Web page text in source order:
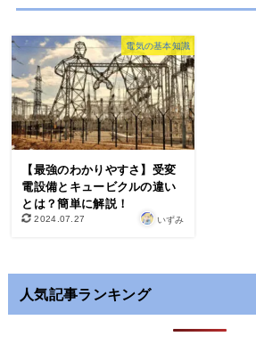
電気の基本知識
【最強のわかりやすさ】受変
電設備とキュービクルの違い
とは？簡単に解説！
2024.07.27 いずみ
人気記事ランキング